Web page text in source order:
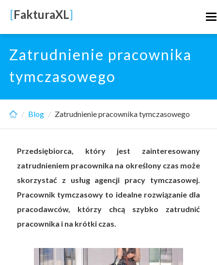
main
content
[FakturaXL]
Zatrudnienie pracownika
tymczasowego
Blog Zatrudnienie pracownika tymczasowego
Przedsiębiorca, który jest zainteresowany
zatrudnieniem pracownika na określony czas może
skorzystać z usług agencji pracy tymczasowej.
Pracownik tymczasowy to idealne rozwiązanie dla
pracodawców, którzy chcą szybko zatrudnić
pracownika i na krótki czas.